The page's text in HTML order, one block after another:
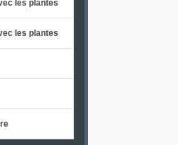
les plantes
les plantes